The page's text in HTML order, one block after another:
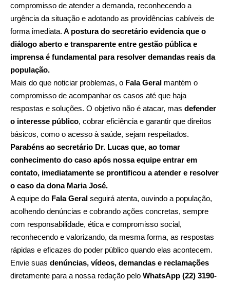
compromisso de atender a demanda, reconhecendo a
urgência da situação e adotando as providências cabíveis de
forma imediata. A postura do secretário evidencia que o
diálogo aberto e transparente entre gestão pública e
imprensa é fundamental para resolver demandas reais da
população.
Mais do que noticiar problemas, o Fala Geral mantém o
compromisso de acompanhar os casos até que haja
respostas e soluções. O objetivo não é atacar, mas defender
o interesse público, cobrar eficiência e garantir que direitos
básicos, como o acesso à saúde, sejam respeitados.
Parabéns ao secretário Dr. Lucas que, ao tomar
conhecimento do caso após nossa equipe entrar em
contato, imediatamente se prontificou a atender e resolver
o caso da dona Maria José.
A equipe do Fala Geral seguirá atenta, ouvindo a população,
acolhendo denúncias e cobrando ações concretas, sempre
com responsabilidade, ética e compromisso social,
reconhecendo e valorizando, da mesma forma, as respostas
rápidas e eficazes do poder público quando elas acontecem.
Envie suas denúncias, vídeos, demandas e reclamações
diretamente para a nossa redação pelo WhatsApp (22) 3190-